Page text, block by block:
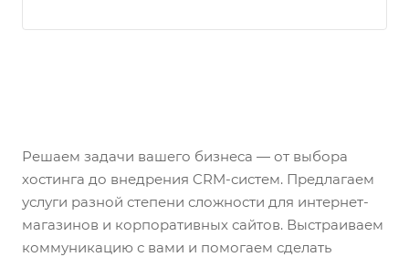
Решаем задачи вашего бизнеса — от выбора
хостинга до внедрения CRM-систем. Предлагаем
услуги разной степени сложности для интернет-
магазинов и корпоративных сайтов. Выстраиваем
коммуникацию с вами и помогаем сделать